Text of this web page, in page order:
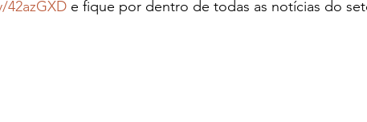
e fique por dentro de todas as notícias do